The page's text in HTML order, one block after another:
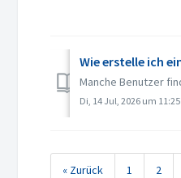
Wie erstelle ich
Manche Benutzer
Di, 14 Jul, 2026 um
« Zurück 1 2